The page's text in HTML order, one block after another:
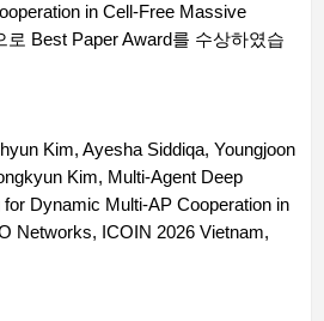
in Cell-Free Massive
로 Best Paper Award를 수상하였습
Kim, Ayesha Siddiqa, Youngjoon
Kim, Multi-Agent Deep
Dynamic Multi-AP Cooperation in
Networks, ICOIN 2026 Vietnam,